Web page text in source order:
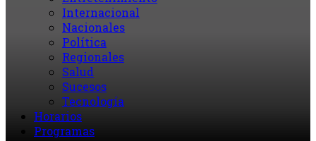
Internacional
Nacionales
Política
Regionales
Salud
Sucesos
Tecnología
Horarios
Programas